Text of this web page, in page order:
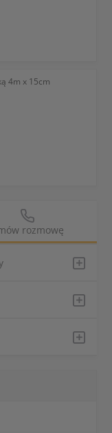
4m x 15cm
rozmowę